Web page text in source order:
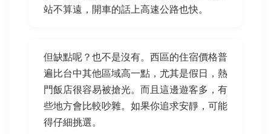
站不算遠，開車的話上高速公路也快。
但缺點呢？也不是沒有。西區的住宿價格普
遍比台中其他區域高一點，尤其是假日，熱
門飯店很容易被搶光。而且這邊遊客多，有
些地方會比較吵雜。如果你追求安靜，可能
得仔細挑選。